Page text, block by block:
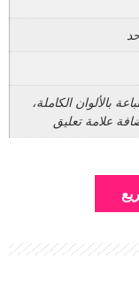
بالألوان الكاملة،
علامة تعليق